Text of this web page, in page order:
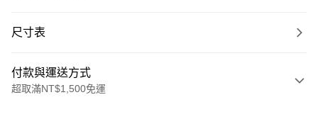
尺寸表
付款與運送方式
超取滿NT$1,500免運